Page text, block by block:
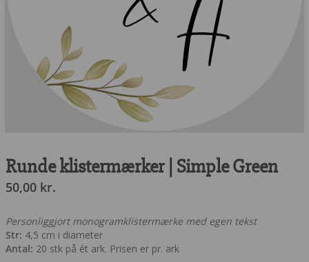
H
Runde klistermærker | Simple Green
50,00 kr.
Personliggjort monogramklistermærke med egen tekst
Str: 4,5 cm i diameter
Antal: 20 stk på ét ark. Prisen er pr. ark